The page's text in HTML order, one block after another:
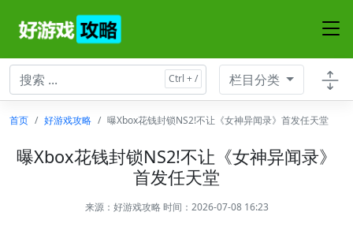
栏目分类
首页 好游戏攻略 曝Xbox花钱封锁NS2!不让《女神异闻录》首发任天堂
曝Xbox花钱封锁NS2!不让《女神异闻录》
首发任天堂
来源： 好游戏攻略时间：2026-07-08 16:23